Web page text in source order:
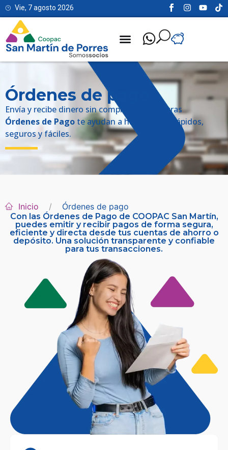
Vie, 7 agosto 2026
Órdenes de pago
Envía y recibe dinero sin complicarte: nuestras
Órdenes de Pago te ayudan a hacer pagos rápidos,
seguros y fáciles.
Inicio Órdenes de pago
Con las Órdenes de Pago de COOPAC San Martín,
puedes emitir y recibir pagos de forma segura,
eficiente y directa desde tus cuentas de ahorro o
depósito. Una solución transparente y confiable
para tus transacciones.